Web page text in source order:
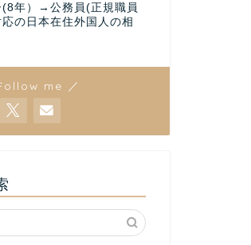
(8年）→公務員(正規職員
の日本在住外国人の相
me ／